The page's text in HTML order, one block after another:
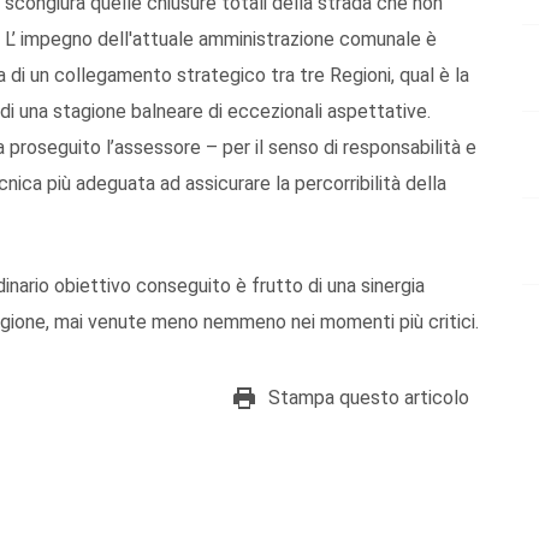
impegno dell'attuale amministrazione comunale è
un collegamento strategico tra tre Regioni, qual è la
una stagione balneare di eccezionali aspettative.
l’assessore – per il senso di responsabilità e
più adeguata ad assicurare la percorribilità della
obiettivo conseguito è frutto di una sinergia
mai venute meno nemmeno nei momenti più critici.
Stampa questo articolo